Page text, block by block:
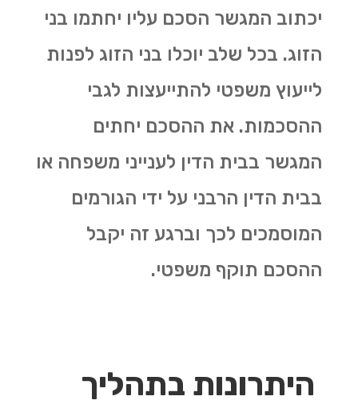
יכתוב המגשר הסכם עליו יחתמו בני
הזוג. בכל שלב יוכלו בני הזוג לפנות
לייעוץ משפטי להתייעצות לגבי
ההסכמות. את ההסכם יחתים
המגשר בבית הדין לענייני משפחה או
בבית הדין הרבני על ידי הגורמים
המוסמכים לכך וברגע זה יקבל
ההסכם תוקף משפטי.
היתרונות בתהליך